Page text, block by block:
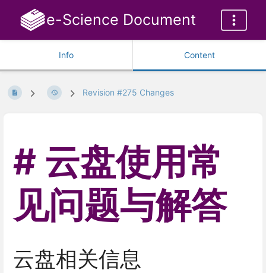
e-Science Document
Info Content
Revision #275 Changes
云盘使用常
见问题与解答
云盘相关信息